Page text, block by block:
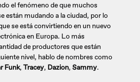
el fenómeno de que muchos
están mudando a la ciudad, por lo
se está convirtiendo en un nuevo
en Europa. Lo más
de productores que están
nivel, hablo de nombres como
Funk, Tracey, Dazion, Sammy.